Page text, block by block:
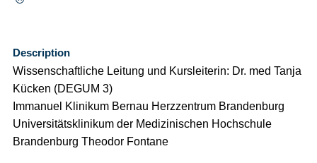
Description
Wissenschaftliche Leitung und Kursleiterin: Dr. med Tanja
Kücken (DEGUM 3)
Immanuel Klinikum Bernau Herzzentrum Brandenburg
Universitätsklinikum der Medizinischen Hochschule
Brandenburg Theodor Fontane